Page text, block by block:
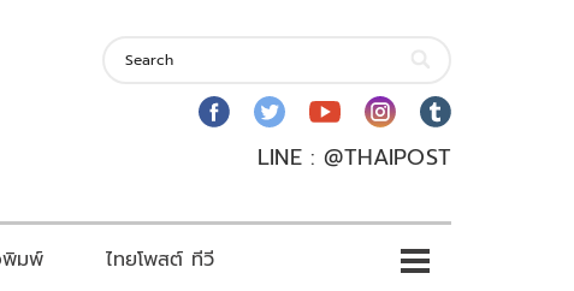
LINE : @THAIPOST
มพ์ ไทยโพสต์ ทีวี